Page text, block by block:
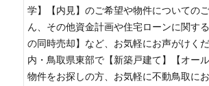
学】【内見】のご希望や物件についての
ん、その他資金計画や住宅ローンに関す
の同時売却】など、お気軽にお声がけく
内・鳥取県東部で【新築戸建て】【オー
物件をお探しの方、お気軽に不動鳥取に